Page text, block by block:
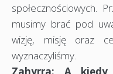
społecznościowych.
musimy brać pod
wizję, misję oraz
wyznaczyliśmy.